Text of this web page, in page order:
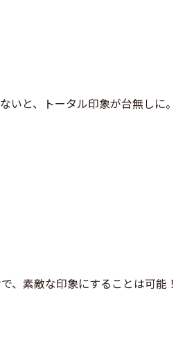
と、トータル印象が台無しに。
、素敵な印象にすることは可能！